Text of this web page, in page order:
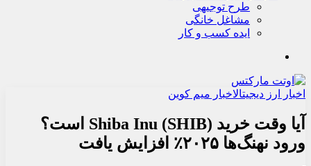
طرح توجیهی
مشاغل خانگی
ایده کسب و کار
اخبار ارز دیجیتالاخبار میم کوین
آیا وقت خرید Shiba Inu (SHIB) است؟
ورود نهنگ‌ها ۲۰۲۵٪ افزایش یافت